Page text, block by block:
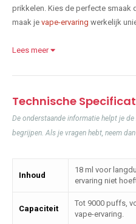
prikkelen. Kies de perfecte smaak
maak je vape-ervaring werkelijk
Lees meer
Technische
De onderstaande informatie helpt je
begrijpen. Als je vragen hebt, neem
Inhoud
18 ml voor
ervaring niet
Capaciteit
Tot 9000 puffs,
vape-ervaring.